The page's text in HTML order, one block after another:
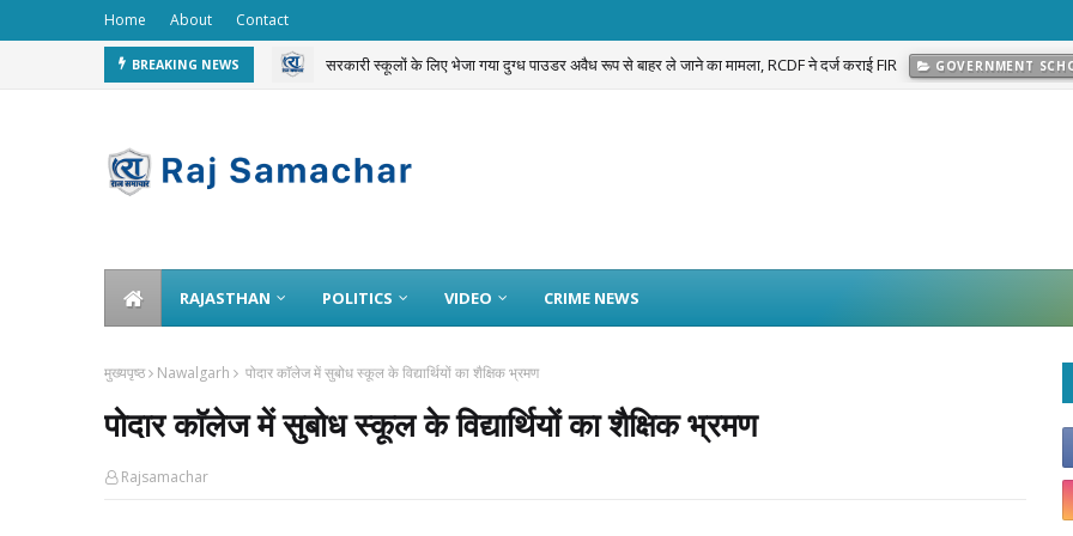
Home About Contact
BREAKING NEWS सरकारी स्कूलों के लिए भेजा गया दुग्ध पाउडर अवैध रूप से बाहर ले जाने का मामला, RCDF ने दर्ज कराई FIR GOVERNMENT
RAJASTHAN POLITICS VIDEO CRIME NEWS
मुख्यपृष्ठ Nawalgarh पोदार काॅलेज में सुबोध स्कूल के विद्यार्थियों का शैक्षिक भ्रमण
पोदार काॅलेज में सुबोध स्कूल के विद्यार्थियों का शैक्षिक भ्रमण
Rajsamachar